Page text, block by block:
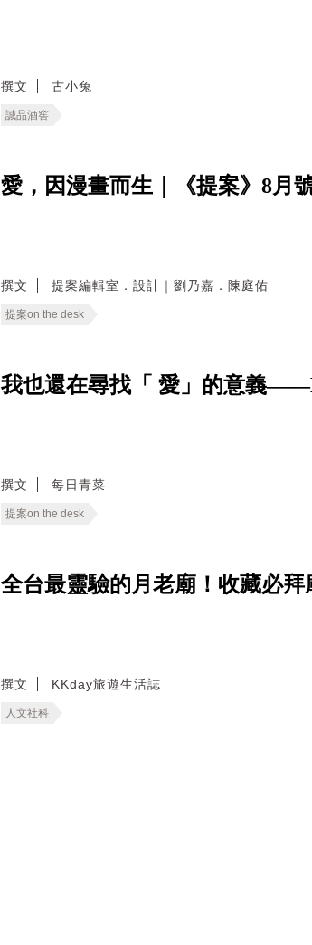
撰文 古小兔
誠品酒窖
愛，因漫畫而生｜《提案》8月
撰文 提案編輯室．設計｜劉乃嘉．陳庭佑
提案on the desk
我也還在尋找「 愛」的意義
撰文 每日青菜
提案on the desk
全台最靈驗的月老廟！收藏必
撰文 KKday旅遊生活誌
人文社科